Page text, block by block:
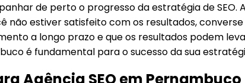
de perto o progresso da estratégia de
não estiver satisfeito com os resultados,
a longo prazo e que os resultados podem
é fundamental para o sucesso da sua